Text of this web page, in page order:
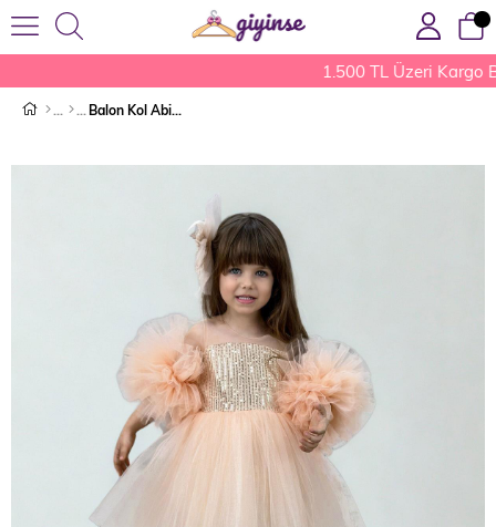
1.500 TL Üzeri Kargo
Balon Kol Abiye Somon